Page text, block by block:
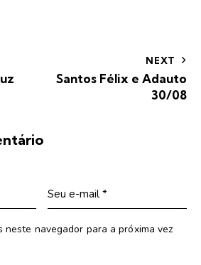
NEXT
Santos Félix e Adauto
30/08
neste navegador para a próxima vez